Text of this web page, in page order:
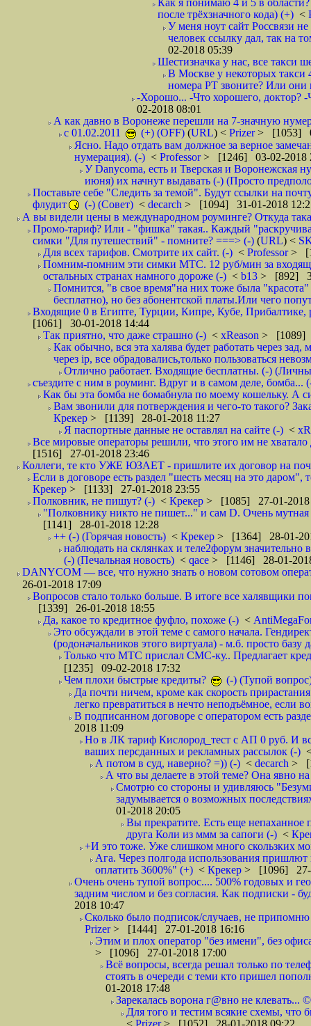
Как я понимаю 4 и 5 в
после трёхзначного кода) (+) <
У меня ноут сайт Россвязи
человек ссылку дал, так на
02-2018 05:39
Шестизначка у нас, все такси
В Москве у некоторых такси
номера РТ звоните? Или они
-Хорошо... -Что хорошего, доктор?
02-2018 08:01
А как давно в Воронеже перешли на 7-значную
с 01.02.2011
(+) (OFF) (URL) < Prizer> [1053]
Ясно. Надо отдать вам должное за верное
нумерация). (-) < Professor> [1246] 03-02-2018
У Danycoma, есть и Тверская и Воронежская
июня) их начнут выдавать (-) (Просто
Поставьте себе "Следить за темой". Будут ссылки на
флудит
(-) (Совет) < decarch > [1094] 31-01-2018
А вы видели цены в международном роуминге? Откуда
Промо-тариф? Или - "фишка" такая.. Каждый
симки "Для путешествий" - помните? ===> (-) (URL) <
Для всех тарифов. Смотрите их сайт. (-) < Professor>
Помним-помним эти симки МТС. 12 руб/мин за
остальных странах намного дороже (-) < b13 > [892]
Помнится, "в свое время"на них тоже была
бесплатно), но без абонентской платы.Или чего
Входящие 0 в Египте, Турции, Кипре, Кубе,
[1061] 30-01-2018 14:44
Так приятно, что даже страшно (-) < xReason > [1089]
Как обычно, вся эта халява будет работать через
через ip, все обрадовались,только пользоваться
Отлично работает. Входящие бесплатны. (-)
съездите с ним в роуминг. Вдруг и в самом деле, бомба...
Как бы эта бомба не бомабнула по моему кошельку. А
Вам звонили для потверждения и чего-то такого?
Крекер > [1139] 28-01-2018 11:27
Я паспортные данные не оставлял на сайте (-) <
Все мировые операторы решили, что этого им не
[1516] 27-01-2018 23:46
Коллеги, те кто УЖЕ ЮЗАЕТ - пришлите их договор на
Если в договоре есть раздел "шесть месяц на это даром",
Крекер > [1133] 27-01-2018 23:55
Полковник, не пишут? (-) < Крекер > [1085] 27-01-2018
"Полковнику никто не пишет..." и сам D. Очень
[1141] 28-01-2018 12:28
++ (-) (Горячая новость) < Крекер > [1364] 28-01-
наблюдать на склянках и теле2форум
(-) (Печальная новость) < qace > [1146] 28-01-
DANYCOM — все, что нужно знать о новом сотовом
26-01-2018 17:09
Вопросов стало только больше. В итоге все халявщики
[1339] 26-01-2018 18:55
Да, какое то кредитное фуфло, похоже (-) <
Это обсуждали в этой теме с самого начала.
(родоначальников этого виртуала) - м.б. просто
Только что МТС прислал СМС-ку.. Предлагает
[1235] 09-02-2018 17:32
Чем плохи быстрые кредиты?
(-) (Тупой
Да почти ничем, кроме как скорость
легко превратиться в нечто неподъёмное, если
В подписанном договоре с оператором есть
2018 11:09
Но в ЛК тариф Кислород_тест с АП 0 руб. И
ваших персданных и рекламных рассылок (-)
А потом в суд, наверно? =)) (-) < decarch >
А что вы делаете в этой теме? Она явно
Смотрю со стороны и удивляюсь
задумывается о возможных
01-2018 20:05
Вы прекратите. Есть еще непаханное
друга Коли из ммм за сапоги (-) <
+И это тоже. Уже слишком много скользких
Ага. Через полгода использования
оплатить 3600%" (+) < Крекер > [1096] 27-
Очень очень тупой вопрос.... 500% годовых и
задним числом и без согласия. Как подписки -
2018 10:47
Сколько было подписок/случаев, не
Prizer> [1444] 27-01-2018 16:16
Этим и плох оператор "без имени", без
> [1096] 27-01-2018 17:00
Всё вопросы, всегда решал только по
стоять в очереди с теми кто пришел
01-2018 17:48
Зарекалась ворона г@вно не клевать...
Для того и тестим всякие схемы, что
< Prizer> [1052] 28-01-2018 09:22